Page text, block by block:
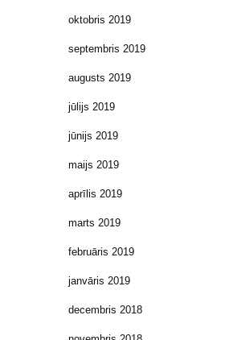
oktobris 2019
septembris 2019
augusts 2019
jūlijs 2019
jūnijs 2019
maijs 2019
aprīlis 2019
marts 2019
februāris 2019
janvāris 2019
decembris 2018